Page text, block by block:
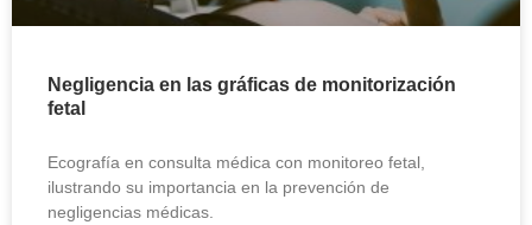
Negligencia en las gráficas de monitorización
fetal
Ecografía en consulta médica con monitoreo fetal,
ilustrando su importancia en la prevención de
negligencias médicas.